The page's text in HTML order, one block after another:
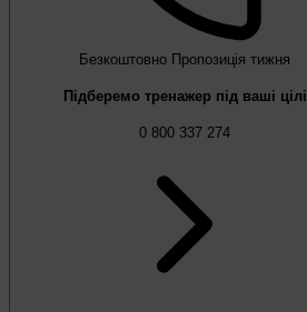
Безкоштовно Пропозиція тижня
Підберемо тренажер під ваші цілі
0 800 337 274